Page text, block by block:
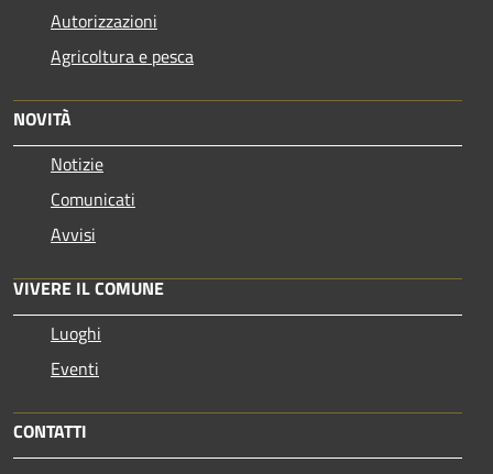
Autorizzazioni
Agricoltura e pesca
NOVITÀ
Notizie
Comunicati
Avvisi
VIVERE IL COMUNE
Luoghi
Eventi
CONTATTI